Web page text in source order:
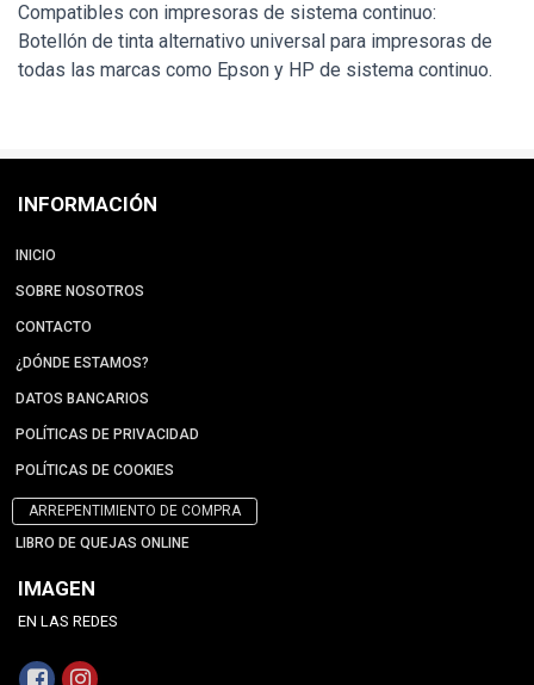
Compatibles con impresoras de sistema continuo:
Botellón de tinta alternativo universal para impresoras de
todas las marcas como Epson y HP de sistema continuo.
INFORMACIÓN
INICIO
SOBRE NOSOTROS
CONTACTO
¿DÓNDE ESTAMOS?
DATOS BANCARIOS
POLÍTICAS DE PRIVACIDAD
POLÍTICAS DE COOKIES
ARREPENTIMIENTO DE COMPRA
LIBRO DE QUEJAS ONLINE
IMAGEN
EN LAS REDES